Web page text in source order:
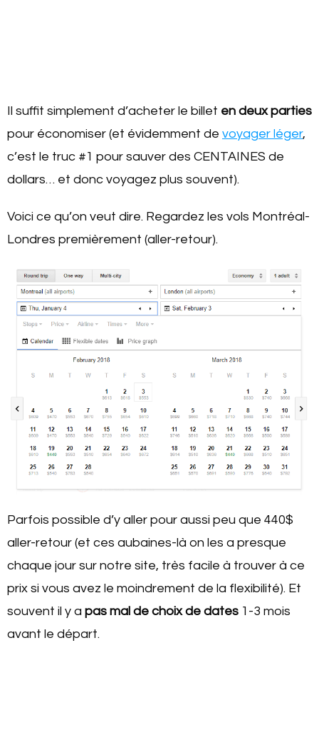
Il suffit simplement d’acheter le billet en deux parties
pour économiser (et évidemment de voyager léger,
c’est le truc #1 pour sauver des CENTAINES de
dollars… et donc voyagez plus souvent).
Voici ce qu’on veut dire. Regardez les vols Montréal-
Londres premièrement (aller-retour).
Parfois possible d’y aller pour aussi peu que 440$
aller-retour (et ces aubaines-là on les a presque
chaque jour sur notre site, très facile à trouver à ce
prix si vous avez le moindrement de la flexibilité). Et
souvent il y a pas mal de choix de dates 1-3 mois
avant le départ.